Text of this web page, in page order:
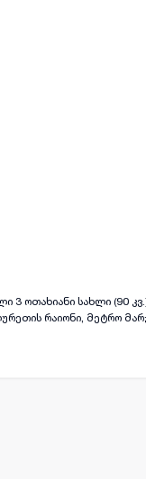
(90 კვ.) თბილისი, გ. ილია ჭავჭავის
რაიონი, მეტრო